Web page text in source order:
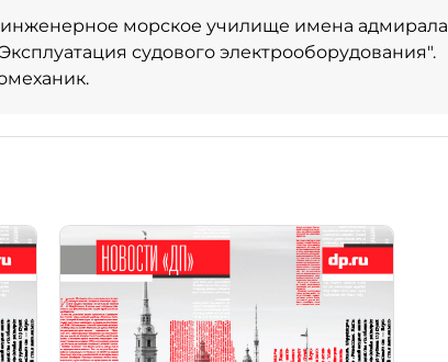
морское училище имена адмирала
судового электрооборудования".